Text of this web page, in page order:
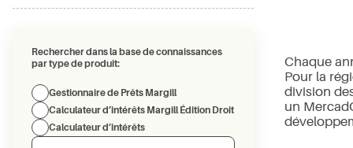
Rechercher dans la base de connaissances
par type de produit:
Gestionnaire de Prêts Margill
Calculateur d’intérêts Margill Édition Droit
Calculateur d’intérêts
Chaque
Pour la
division
un